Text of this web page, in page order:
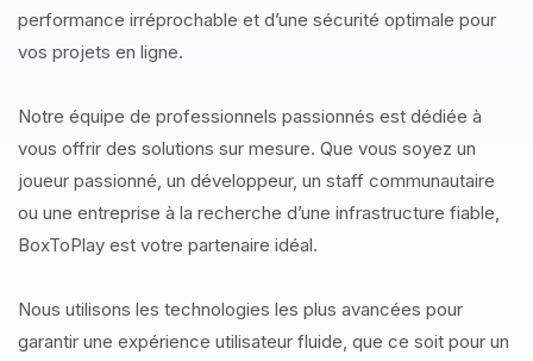
performance irréprochable et d’une sécurité optimale pour
vos projets en ligne.
Notre équipe de professionnels passionnés est dédiée à
vous offrir des solutions sur mesure. Que vous soyez un
joueur passionné, un développeur, un staff communautaire
ou une entreprise à la recherche d’une infrastructure fiable,
BoxToPlay est votre partenaire idéal.
Nous utilisons les technologies les plus avancées pour
garantir une expérience utilisateur fluide, que ce soit pour un